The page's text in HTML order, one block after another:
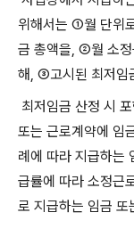
위해서는 ①월 단위
금 총액을, ②월 소정
해, ③고시된 최저임
최저임금 산정 시
또는 근로계약에 임
례에 따라 지급하는
급률에 따라 소정근
로 지급하는 임금 또